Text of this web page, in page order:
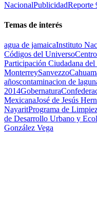
NacionalPublicidadReporte
Temas de interés
agua de jamaicaInstituto
Códigos del Universo
Participación Ciudadana
MonterreySanvezzo
añoscontaminacion de
2014Gobernatura
MexicanaJosé de Jesús
NayaritPrograma de
de Desarrollo Urbano y
González Vega